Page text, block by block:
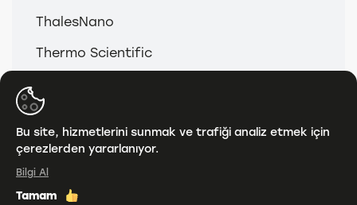
ThalesNano
Thermo Scientific
Bu site, hizmetlerini sunmak ve trafiği analiz etmek için
çerezlerden yararlanıyor.
Bilgi Al
Tamam